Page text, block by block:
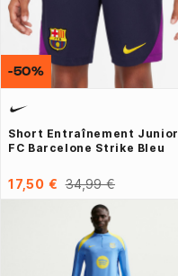
Short Entraînement Junior
FC Barcelone Strike Bleu
17,50 € 34,99 €
-50%